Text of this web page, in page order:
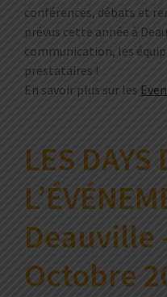
conférences, débats et
prévus cette année à
communication, les
prestataires !
En savoir plus sur les
LES DAYS
Deauville
Octobre